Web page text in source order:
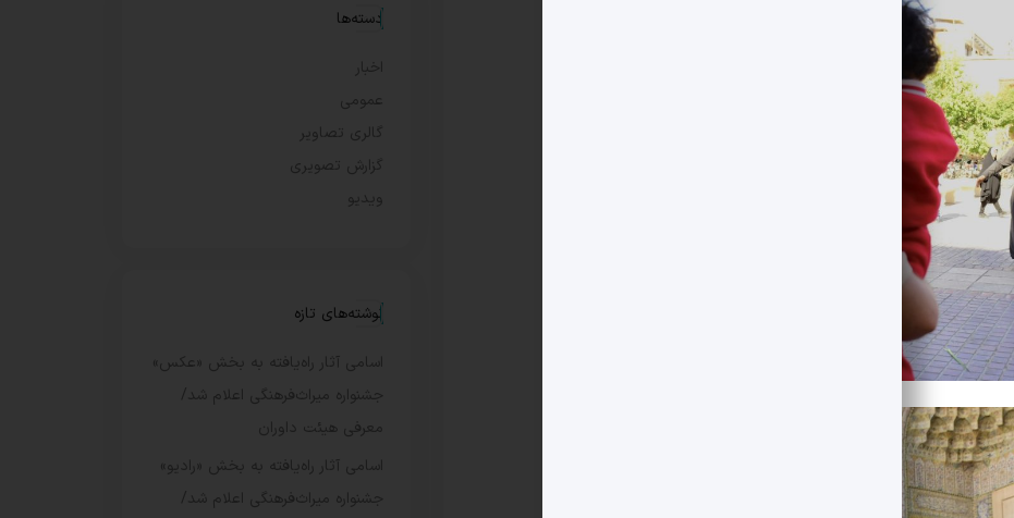
دسته‌ها
اخبار
عمومی
گالری تصاویر
گزارش تصویری
ویدیو
نوشته‌های تازه
اسامی آثار راه‌یافته به بخش «عکس»
جشنواره میراث‌فرهنگی اعلام شد/
معرفی هیئت داوران
اسامی آثار راه‌یافته به بخش «رادیو»
جشنواره میراث‌فرهنگی اعلام شد/